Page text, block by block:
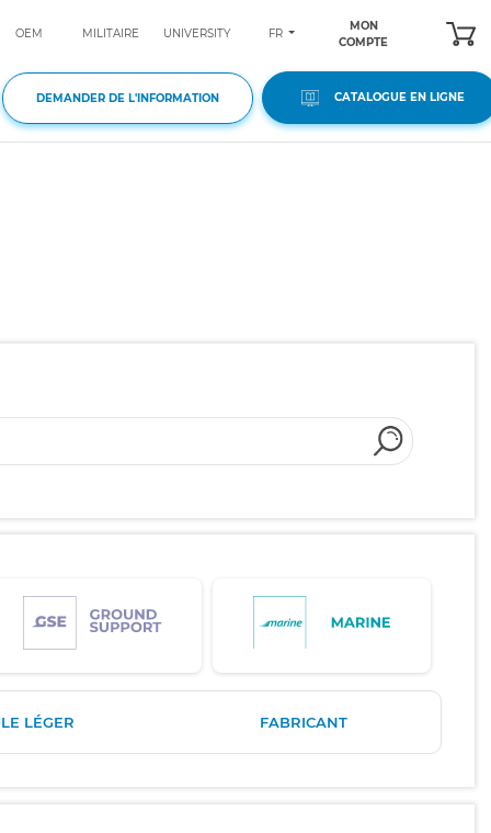
OEM MILITAIRE UNIVERSITY FR
MON
COMPTE
DEMANDER DE L'INFORMATION CATALOGUE EN LIGNE
LÉGER FABRICANT